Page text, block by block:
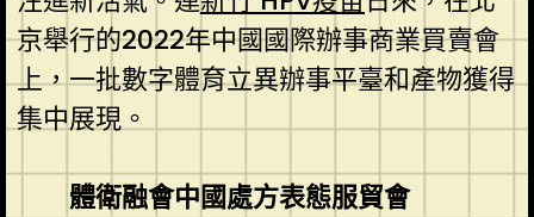
京舉行的2022年中國國際辦事商業買賣會
上，一批數字體育立異辦事平臺和產物獲得
集中展現。
體衛融會中國處方表態服貿會